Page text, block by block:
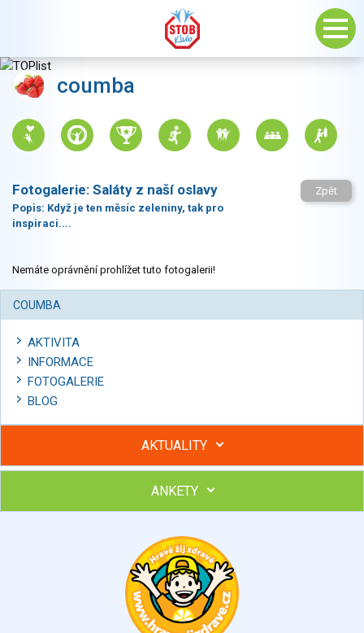
coumba
Fotogalerie: Saláty z naší oslavy
Popis: Když je ten měsíc zeleniny, tak pro
inspiraci....
Zpět
Nemáte oprávnění prohlížet tuto fotogalerii!
COUMBA
AKTIVITA
INFORMACE
FOTOGALERIE
BLOG
AKTUALITY
Hubněte s podporou lektorky a skupiny v kurzech STOBu
Chcete poradit s hubnutím? Najděte si odborníka STOBu ve
ANKETY